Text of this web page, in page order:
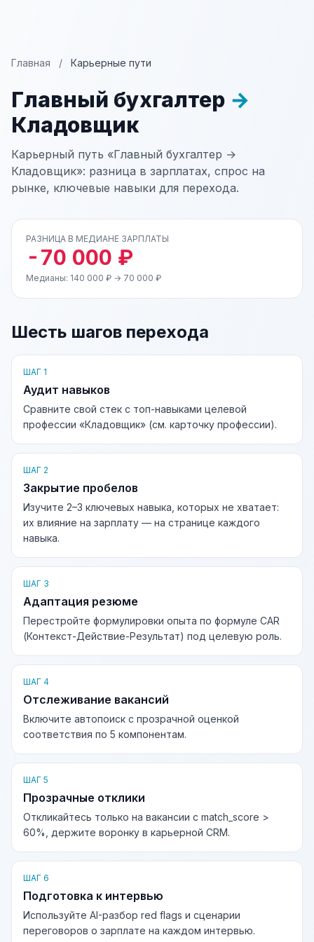
Главная / Карьерные пути
Главный бухгалтер →
Кладовщик
Карьерный путь «Главный бухгалтер →
Кладовщик»: разница в зарплатах, спрос на
рынке, ключевые навыки для перехода.
РАЗНИЦА В МЕДИАНЕ ЗАРПЛАТЫ
-70 000 ₽
Медианы: 140 000 ₽ → 70 000 ₽
Шесть шагов перехода
ШАГ 1
Аудит навыков
Сравните свой стек с топ-навыками целевой
профессии «Кладовщик» (см. карточку профессии).
ШАГ 2
Закрытие пробелов
Изучите 2–3 ключевых навыка, которых не хватает:
их влияние на зарплату — на странице каждого
навыка.
ШАГ 3
Адаптация резюме
Перестройте формулировки опыта по формуле CAR
(Контекст-Действие-Результат) под целевую роль.
ШАГ 4
Отслеживание вакансий
Включите автопоиск с прозрачной оценкой
соответствия по 5 компонентам.
ШАГ 5
Прозрачные отклики
Откликайтесь только на вакансии с match_score >
60%, держите воронку в карьерной CRM.
ШАГ 6
Подготовка к интервью
Используйте AI-разбор red flags и сценарии
переговоров о зарплате на каждом интервью.